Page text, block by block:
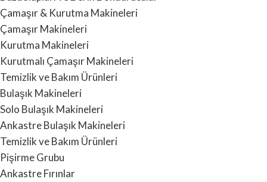
Çamaşır & Kurutma Makineleri
Çamaşır Makineleri
Kurutma Makineleri
Kurutmalı Çamaşır Makineleri
Temizlik ve Bakım Ürünleri
Bulaşık Makineleri
Solo Bulaşık Makineleri
Ankastre Bulaşık Makineleri
Temizlik ve Bakım Ürünleri
Pişirme Grubu
Ankastre Fırınlar